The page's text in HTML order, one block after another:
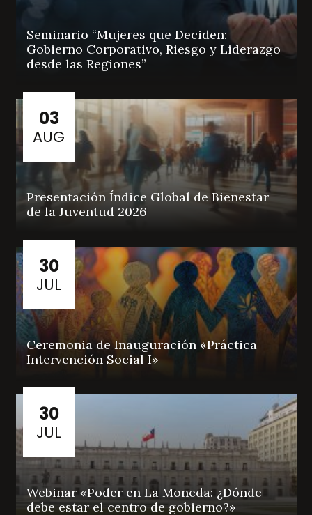
Seminario “Mujeres que Deciden:
Gobierno Corporativo, Riesgo y Liderazgo
desde las Regiones”
03
AUG
Presentación Índice Global de Bienestar
de la Juventud 2026
30
JUL
Ceremonia de Inauguración «Práctica
Intervención Social I»
30
JUL
Webinar «Poder en La Moneda: ¿Dónde
debe estar el centro de gobierno?»